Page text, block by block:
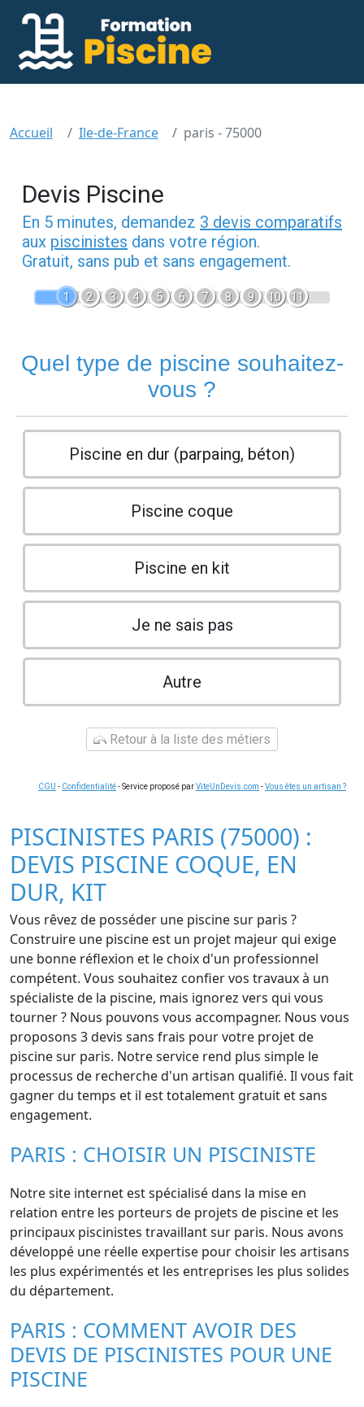
Accueil Ile-de-France paris - 75000
Devis Piscine
En 5 minutes, demandez 3 devis comparatifs
aux piscinistes dans votre région.
Gratuit, sans pub et sans engagement.
1 2 3 4 5 6 7 8 9 10 11
Quel type de piscine souhaitez-
vous ?
Piscine en dur (parpaing, béton)
Piscine coque
Piscine en kit
Je ne sais pas
Autre
Retour à la liste des métiers
CGU - Confidentialité- Service proposé parViteUnDevis.com -Vous êtes un artisan ?
PISCINISTES PARIS (75000) :
DEVIS PISCINE COQUE, EN
DUR, KIT
Vous rêvez de posséder une piscine sur paris ?
Construire une piscine est un projet majeur qui exige
une bonne réflexion et le choix d'un professionnel
compétent. Vous souhaitez confier vos travaux à un
spécialiste de la piscine, mais ignorez vers qui vous
tourner ? Nous pouvons vous accompagner. Nous vous
proposons 3 devis sans frais pour votre projet de
piscine sur paris. Notre service rend plus simple le
processus de recherche d'un artisan qualifié. Il vous fait
gagner du temps et il est totalement gratuit et sans
engagement.
PARIS : CHOISIR UN PISCINISTE
Notre site internet est spécialisé dans la mise en
relation entre les porteurs de projets de piscine et les
principaux piscinistes travaillant sur paris. Nous avons
développé une réelle expertise pour choisir les artisans
les plus expérimentés et les entreprises les plus solides
du département.
PARIS : COMMENT AVOIR DES
DEVIS DE PISCINISTES POUR UNE
PISCINE